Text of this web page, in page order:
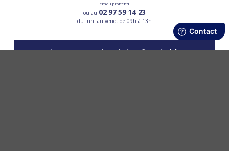
[email protected]
ou au 02 97 59 14 23
du lun. au vend. de 09h à 13h
Pour ne pas perdre le fil,je m’inscris à la